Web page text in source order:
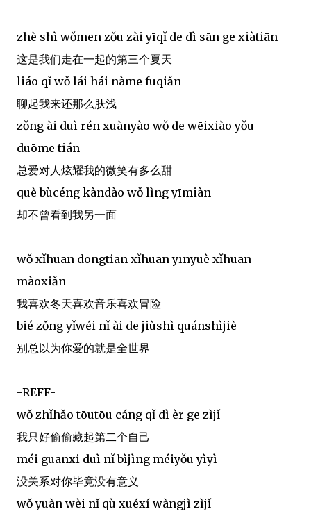
zhè shì wǒmen zǒu zài yīqǐ de dì sān ge xiàtiān
这是我们走在一起的第三个夏天
liáo qǐ wǒ lái hái nàme fūqiǎn
聊起我来还那么肤浅
zǒng ài duì rén xuànyào wǒ de wēixiào yǒu
duōme tián
总爱对人炫耀我的微笑有多么甜
què bùcéng kàndào wǒ lìng yīmiàn
却不曾看到我另一面
wǒ xǐhuan dōngtiān xǐhuan yīnyuè xǐhuan
màoxiǎn
我喜欢冬天喜欢音乐喜欢冒险
bié zǒng yǐwéi nǐ ài de jiùshì quánshìjiè
别总以为你爱的就是全世界
-REFF-
wǒ zhǐhǎo tōutōu cáng qǐ dì èr ge zìjǐ
我只好偷偷藏起第二个自己
méi guānxi duì nǐ bìjìng méiyǒu yìyì
没关系对你毕竟没有意义
wǒ yuàn wèi nǐ qù xuéxí wàngjì zìjǐ